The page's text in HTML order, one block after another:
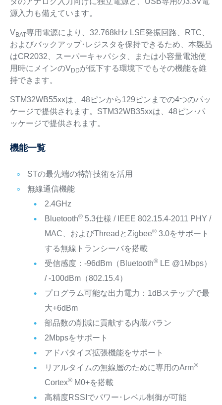
源入力も備えています。
VBAT専用電源により、32.768kHz LSE発振回路、RTC、
およびバックアップ･レジスタを保持できるため、本製品
はCR2032、スーパーキャパシタ、または小容量電池使
用時にメインのVDDが低下する環境下でもその機能を維
持できます。
STM32WB55xxは、48ピンから129ピンまでの4つのパッ
ケージで提供されます。STM32WB35xxは、48ピン･パ
ッケージで提供されます。
機能一覧
STの最先端の特許技術を活用
無線通信機能
2.4GHz
Bluetooth®5.3仕様 / IEEE 802.15.4-2011 PHY /
MAC、およびThreadとZigbee®3.0をサポート
する無線トランシーバを搭載
受信感度：-96dBm（Bluetooth®LE @1Mbps）
/ -100dBm（802.15.4）
プログラム可能な出力電力：1dBステップで最
大+6dBm
部品数の削減に貢献する内蔵バラン
2Mbpsをサポート
アドバタイズ拡張機能をサポート
リアルタイムの無線層のために専用のArm®
Cortex®M0+を搭載
高精度RSSIでパワー･レベル制御が可能